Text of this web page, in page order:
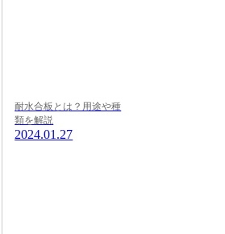
耐水合板とは？用途や種
類を解説
2024.01.27